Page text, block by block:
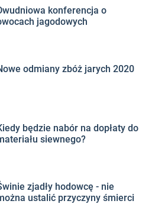
konferencja o
jagodowych
owocach jagodowych - czytaj na
odmiany zbóż jarych 2020
2020 - czytaj na ten temat
będzie nabór na dopłaty do
siewnego?
do materiału siewnego? -
zjadły hodowcę - nie
ustalić przyczyny śmierci
nie można ustalić przyczyny